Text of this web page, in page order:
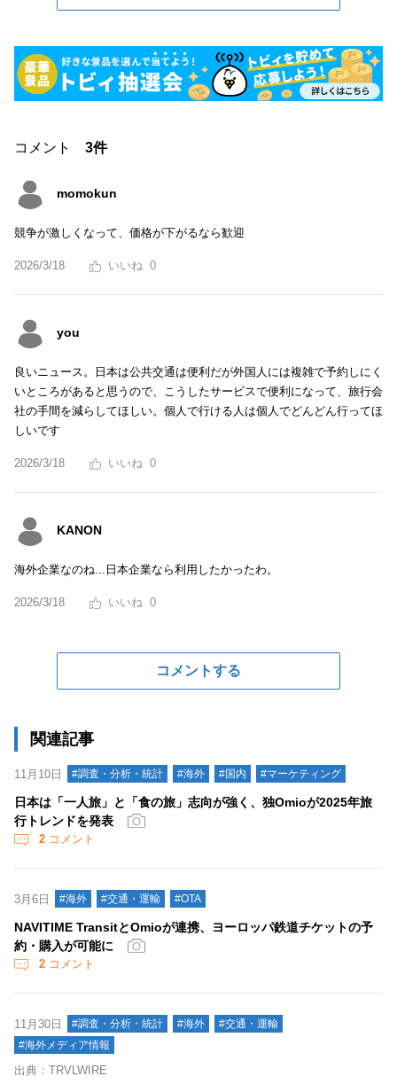
コメント 3件
momokun
競争が激しくなって、価格が下がるなら歓迎
2026/3/18 0
you
良いニュース。日本は公共交通は便利だが外国人には複雑で予約しにく
いところがあると思うので、こうしたサービスで便利になって、旅行会
社の手間を減らしてほしい。個人で行ける人は個人でどんどん行ってほ
しいです
2026/3/18 0
KANON
海外企業なのね...日本企業なら利用したかったわ。
2026/3/18 0
コメントする
関連記事
11月10日 #調査・分析・統計 #海外 #国内 #マーケティング
日本は「一人旅」と「食の旅」志向が強く、独Omioが2025年旅
行トレンドを発表
2 コメント
3月6日 #海外 #交通・運輸 #OTA
NAVITIME TransitとOmioが連携、ヨーロッパ鉄道チケットの予
約・購入が可能に
2 コメント
11月30日 #調査・分析・統計 #海外
#交通・運輸
#海外メディア情報
出典：TRVLWIRE